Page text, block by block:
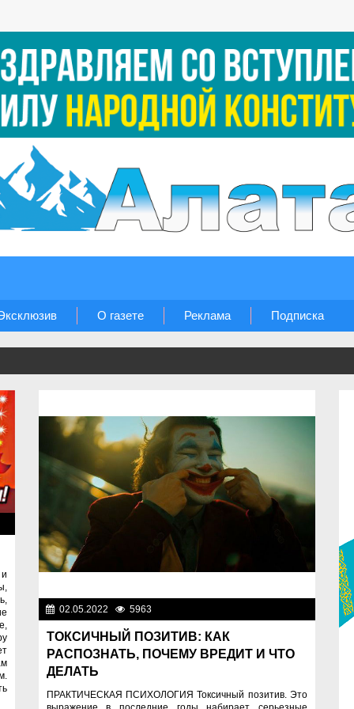
О газете Реклама Подписка
02.05.2022 5963
ТОКСИЧНЫЙ ПОЗИТИВ: КАК
РАСПОЗНАТЬ, ПОЧЕМУ ВРЕДИТ И ЧТО
ДЕЛАТЬ
ПРАКТИЧЕСКАЯ ПСИХОЛОГИЯ Токсичный позитив. Это